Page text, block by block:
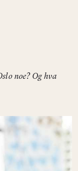
noe? Og hva